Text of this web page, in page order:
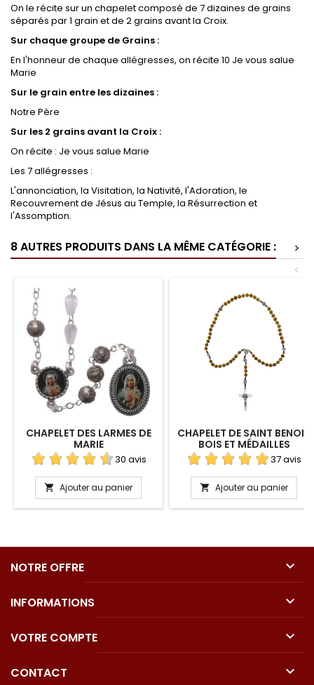
On le récite sur un chapelet composé de 7 dizaines de grains
séparés par 1 grain et de 2 grains avant la Croix.
Sur chaque groupe de Grains :
En l'honneur de chaque allégresses, on récite 10 Je vous salue
Marie
Sur le grain entre les dizaines :
Notre Père
Sur les 2 grains avant la Croix :
On récite : Je vous salue Marie
Les 7 allégresses :
L'annonciation, la Visitation, la Nativité, l'Adoration, le
Recouvrement de Jésus au Temple, la Résurrection et
l'Assomption.
8 AUTRES PRODUITS DANS LA MÊME CATÉGORIE :
>
<
CHAPELET DES LARMES DE
MARIE
30 avis
 Ajouter au panier
CHAPELET DE SAINT BENOIT
BOIS ET MÉDAILLES
37 avis
 Ajouter au panier
NOTRE OFFRE 
INFORMATIONS 
VOTRE COMPTE 
CONTACT 